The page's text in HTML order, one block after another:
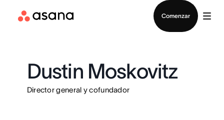
Comenzar
Dustin Moskovitz
Director general y cofundador